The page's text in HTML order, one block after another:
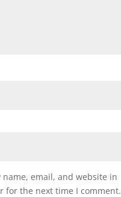
name, email, and website in
for the next time I comment.